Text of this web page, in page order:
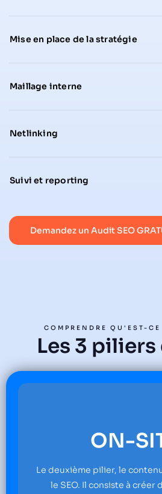
Mise en place de la stratégie
Maillage interne
Netlinking
Suivi et reporting
Demandez un Audit SEO
COMPRENDRE QU'EST-
Les 3 piliers
est crucial pour
contenu de
Le